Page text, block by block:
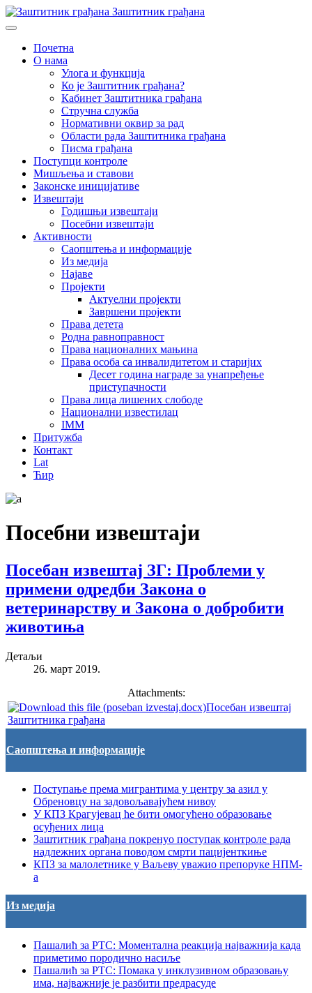
Заштитник грађана
Почетна
О нама
Улога и функција
Ко је Заштитник грађана?
Кабинет Заштитника грађана
Стручна служба
Нормативни оквир за рад
Области рада Заштитника грађана
Писма грађана
Поступци контроле
Мишљења и ставови
Законске иницијативе
Извештаји
Годишњи извештаји
Посебни извештаји
Активности
Саопштења и информације
Из медија
Најаве
Пројекти
Актуелни пројекти
Завршени пројекти
Права детета
Родна равноправност
Права националних мањина
Права особа са инвалидитетом и старијих
Десет година награде за унапређење
приступачности
Права лица лишених слободе
Национални известилац
IMM
Притужба
Контакт
Lat
Ћир
Посебни извештаји
Посебан извештај ЗГ: Проблеми у
примени одредби Закона о
ветеринарству и Закона о добробити
животиња
Детаљи
26. март 2019.
Attachments:
Посебан извештај
Заштитника грађана
Саопштења и информације
Поступање према мигрантима у центру за азил у
Обреновцу на задовољавајућем нивоу
У КПЗ Крагујевац ће бити омогућено образовање
осуђених лица
Заштитник грађана покренуо поступак контроле рада
надлежних органа поводом смрти пацијенткиње
КПЗ за малолетнике у Ваљеву уважио препоруке НПМ-
а
Из медија
Пашалић за РТС: Моментална реакција најважнија када
приметимо породично насиље
Пашалић за РТС: Помака у инклузивном образовању
има, најважније је разбити предрасуде